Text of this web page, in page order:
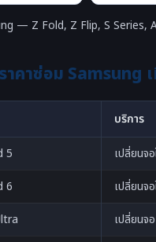
— Z Fold, Z Flip, S Series,
าคาซ่อม Samsung
บริการ
5 เปลี่ยนจอ
6
เปลี่ยนจอ
เปลี่ยนจอ